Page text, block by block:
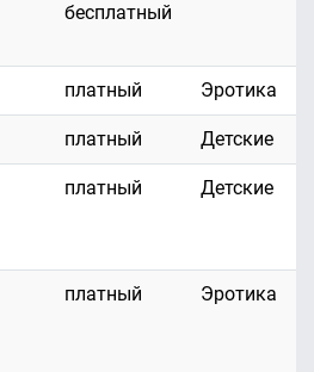
бесплатный
платный Эротика
платный Детские
платный Детские
платный Эротика